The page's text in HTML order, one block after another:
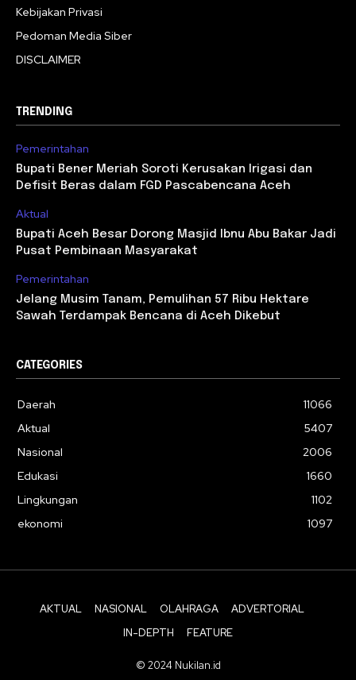
Kebijakan Privasi
Pedoman Media Siber
DISCLAIMER
TRENDING
Pemerintahan
Bupati Bener Meriah Soroti Kerusakan Irigasi dan
Defisit Beras dalam FGD Pascabencana Aceh
Aktual
Bupati Aceh Besar Dorong Masjid Ibnu Abu Bakar Jadi
Pusat Pembinaan Masyarakat
Pemerintahan
Jelang Musim Tanam, Pemulihan 57 Ribu Hektare
Sawah Terdampak Bencana di Aceh Dikebut
CATEGORIES
Daerah
11066
Aktual
5407
Nasional
2006
Edukasi
1660
Lingkungan
1102
ekonomi
1097
AKTUAL NASIONAL OLAHRAGA
ADVERTORIAL
IN-DEPTH
FEATURE
© 2024 Nukilan.id